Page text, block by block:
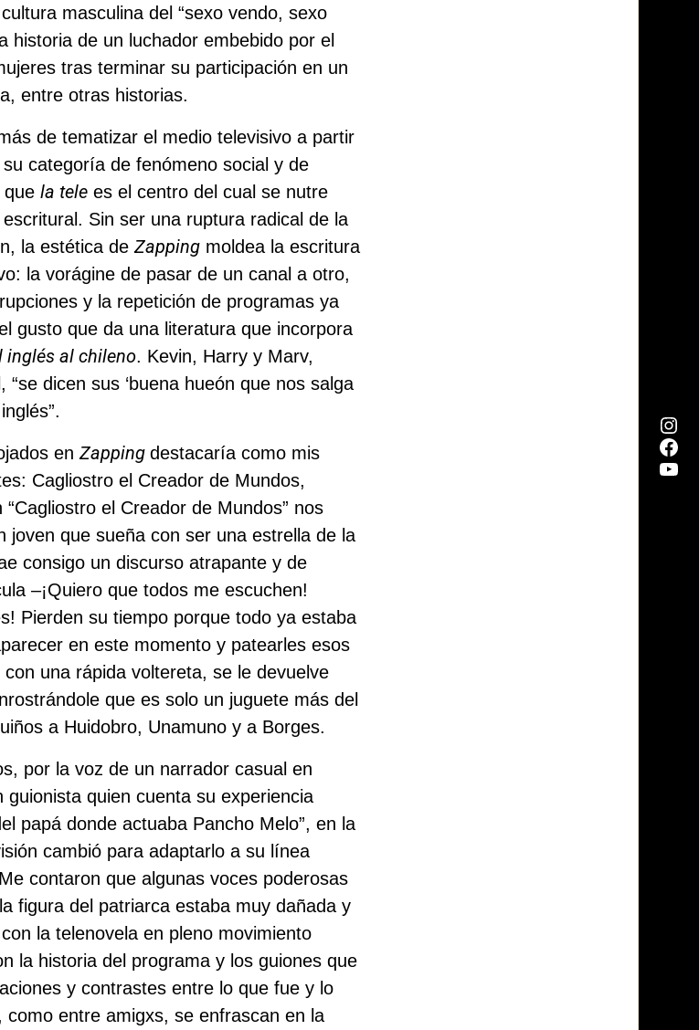
masculina del “sexo vendo, sexo
de un luchador embebido por el
tras terminar su participación en un
entre otras historias.
de tematizar el medio televisivo a partir
categoría de fenómeno social y de
quela tele es el centro del cual se nutre
Sin ser una ruptura radical de la
la estética deZapping moldea la escritura
la vorágine de pasar de un canal a otro,
y la repetición de programas ya
gusto que da una literatura que incorpora
inglés al chileno. Kevin, Harry y Marv,
dicen sus ‘buena hueón que nos salga
enZappingdestacaría como mis
Cagliostro el Creador de Mundos,
el Creador de Mundos” nos
joven que sueña con ser una estrella de la
consigo un discurso atrapante y de
–¡Quiero que todos me escuchen!
Pierden su tiempo porque todo ya estaba
en este momento y patearles esos
una rápida voltereta, se le devuelve
que es solo un juguete más del
a Huidobro, Unamuno y a Borges.
por la voz de un narrador casual en
quien cuenta su experiencia
papá donde actuaba Pancho Melo”, en la
cambió para adaptarlo a su línea
contaron que algunas voces poderosas
figura del patriarca estaba muy dañada y
la telenovela en pleno movimiento
la historia del programa y los guiones que
y contrastes entre lo que fue y lo
entre amigxs, se enfrascan en la